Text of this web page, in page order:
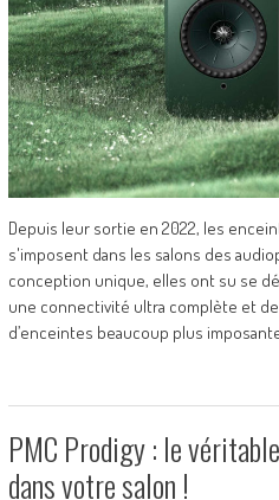
Depuis leur sortie en 2022, les
s'imposent dans les salons des
conception unique, elles ont su se
une connectivité ultra complète et
d’enceintes beaucoup plus
PMC Prodigy : le
dans votre salon !